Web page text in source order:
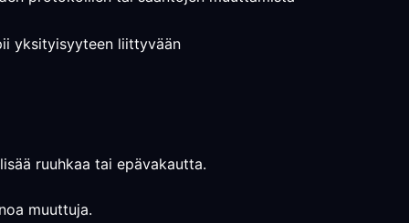
yksityisyyteen liittyvään
ruuhkaa tai epävakautta.
muuttuja.